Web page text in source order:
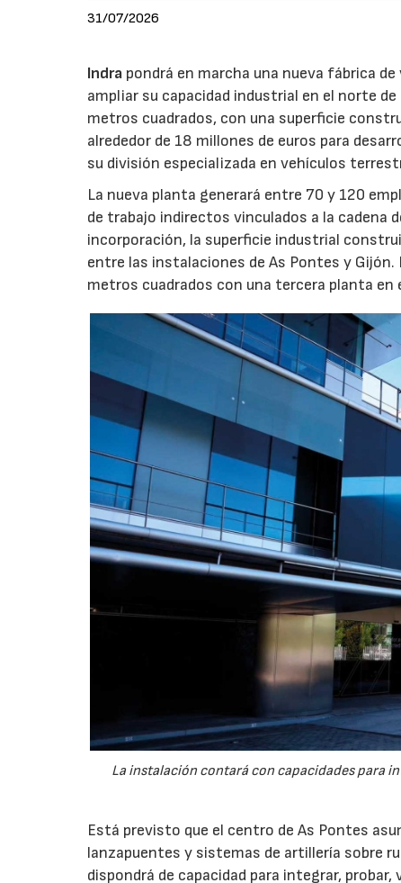
31/07/2026
Indra pondrá en marcha una nueva fábrica
ampliar su capacidad industrial en el norte
metros cuadrados, con una superficie
alrededor de 18 millones de euros para
su división especializada en vehículos
La nueva planta generará entre 70 y 120
de trabajo indirectos vinculados a la cadena
incorporación, la superficie industrial
entre las instalaciones de As Pontes y
metros cuadrados con una tercera planta
La instalación contará con capacidades para
Está previsto que el centro de As Pontes
lanzapuentes y sistemas de artillería sobre
dispondrá de capacidad para integrar,